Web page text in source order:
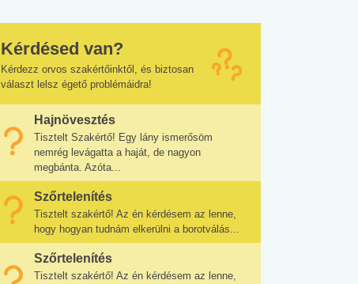
Kérdésed van?
Kérdezz orvos szakértőinktől, és biztosan
választ lelsz égető problémáidra!
Hajnövesztés
Tisztelt Szakértő! Egy lány ismerősöm
nemrég levágatta a haját, de nagyon
megbánta. Azóta...
Szőrtelenítés
Tisztelt szakértő! Az én kérdésem az lenne,
hogy hogyan tudnám elkerülni a borotválás...
Szőrtelenítés
Tisztelt szakértő! Az én kérdésem az lenne,